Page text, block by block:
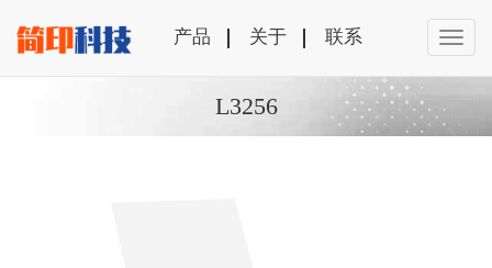
产品 关于 联系
L3256